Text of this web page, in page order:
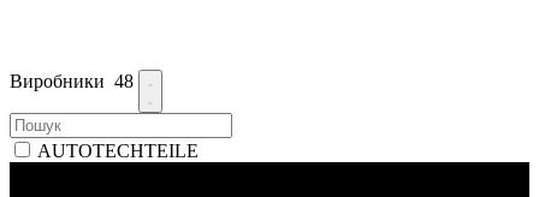
Виробники 48
AUTOTECHTEILE